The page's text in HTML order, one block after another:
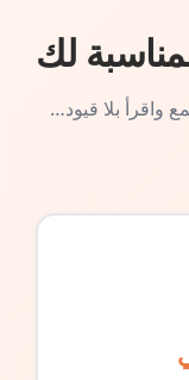
لك
واقرأ بلا قيود…